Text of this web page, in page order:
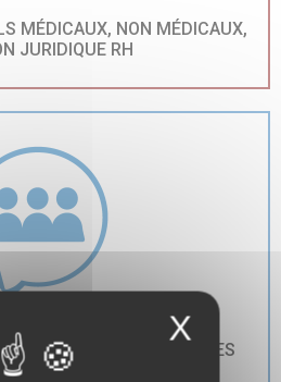
MÉDICAUX, NON MÉDICAUX,
JURIDIQUE RH
GESTION DES RESSOURCES
HUMAINES
X